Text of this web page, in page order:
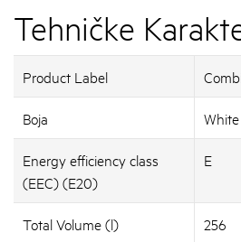
Tehničke
Product Label
Boja White
Energy efficiency class
(EEC) (E20)
E
Total Volume (l) 256